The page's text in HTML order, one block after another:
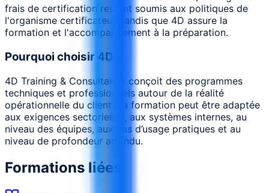
frais de certification restent soumis aux politiques de
l'organisme certificateur, tandis que 4D assure la
formation et l'accompagnement à la préparation.
Pourquoi choisir 4D
4D Training & Consultancy conçoit des programmes
techniques et professionnels autour de la réalité
opérationnelle du client. La formation peut être adaptée
aux exigences sectorielles, aux systèmes internes, au
niveau des équipes, aux cas d’usage pratiques et au
niveau de profondeur attendu.
Formations liées